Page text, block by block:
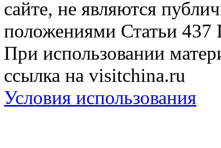
сайте, не являются
положениями Статьи 437
При использовании
ссылка на visitchina.ru
Условия использования